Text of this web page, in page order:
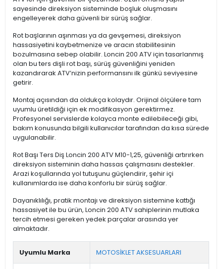
sayesinde direksiyon sisteminde boşluk oluşmasını
engelleyerek daha güvenli bir sürüş sağlar.
Rot başlarının aşınması ya da gevşemesi, direksiyon
hassasiyetini kaybetmenize ve aracın stabilitesinin
bozulmasına sebep olabilir. Loncin 200 ATV için tasarlanmış
olan bu ters dişli rot başı, sürüş güvenliğini yeniden
kazandırarak ATV’nizin performansını ilk günkü seviyesine
getirir.
Montaj açısından da oldukça kolaydır. Orijinal ölçülere tam
uyumlu üretildiği için ek modifikasyon gerektirmez.
Profesyonel servislerde kolayca monte edilebileceği gibi,
bakım konusunda bilgili kullanıcılar tarafından da kısa sürede
uygulanabilir.
Rot Başı Ters Diş Loncin 200 ATV M10-1,25, güvenliği artırırken
direksiyon sisteminin daha hassas çalışmasını destekler.
Arazi koşullarında yol tutuşunu güçlendirir, şehir içi
kullanımlarda ise daha konforlu bir sürüş sağlar.
Dayanıklılığı, pratik montajı ve direksiyon sistemine kattığı
hassasiyet ile bu ürün, Loncin 200 ATV sahiplerinin mutlaka
tercih etmesi gereken yedek parçalar arasında yer
almaktadır.
Uyumlu Marka MOTOSİKLET AKSESUARLARI